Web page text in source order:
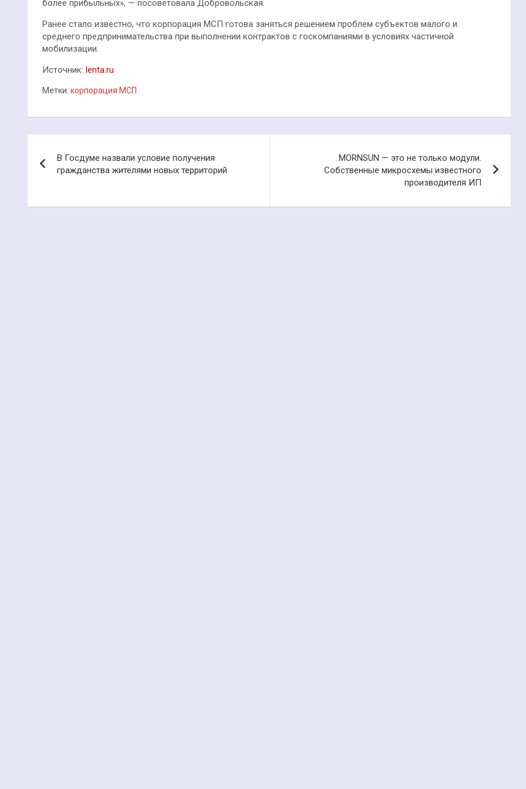
более прибыльных», — посоветовала Добровольская.
Ранее стало известно, что корпорация МСП готова заняться решением проблем субъектов малого и
среднего предпринимательства при выполнении контрактов с госкомпаниями в условиях частичной
мобилизации.
Источник: lenta.ru
Метки: корпорация МСП
по
В Госдуме назвали условие получения
гражданства жителями новых территорий
MORNSUN — это не только модули.
Собственные микросхемы известного
производителя ИП